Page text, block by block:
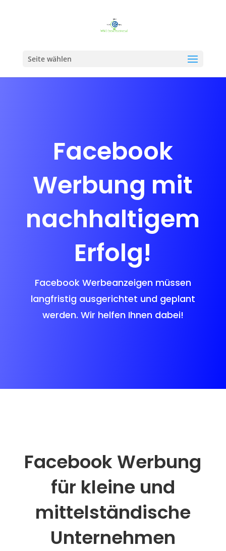
Seite wählen
Facebook
Werbung mit
nachhaltigem
Erfolg!
Facebook Werbeanzeigen müssen
langfristig ausgerichtet und geplant
werden. Wir helfen Ihnen dabei!
Facebook Werbung
für kleine und
mittelständische
Unternehmen